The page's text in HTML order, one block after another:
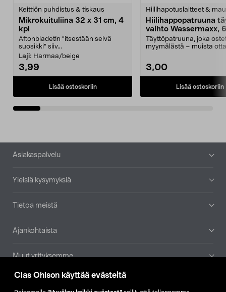
Clas Ohlson käyttää evästeitä
Keittiön puhdistus & tiskaus
Mikrokuituliina 32 x 31 cm, 4
kpl
Aftonbladetin "itsestään selvä
suosikki" siiv...
Laji: Harmaa/beige
3,99
Lisää ostoskoriin
Hiilihapotuslaitteet &
Hiilihappopatruuna
vaihto Wassermaxx,
Täyttöpatruuna, joka
myymälästä – muista
3,00
Lisää ostoskoriin
Alatunniste
Asiakaspalvelu
Yleisiä kysymyksiä
Tietoa meistä
Ajankohtaista
Muut yrityksemme
Etsi myymälä